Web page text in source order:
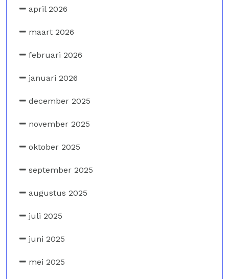
april 2026
maart 2026
februari 2026
januari 2026
december 2025
november 2025
oktober 2025
september 2025
augustus 2025
juli 2025
juni 2025
mei 2025